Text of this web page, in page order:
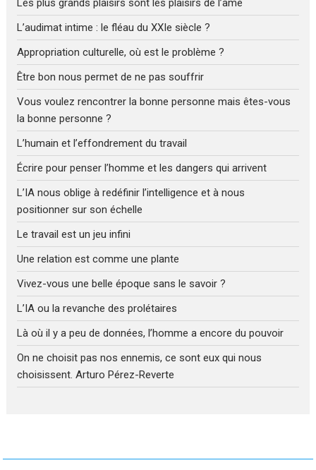
Les plus grands plaisirs sont les plaisirs de l’âme
L’audimat intime : le fléau du XXIe siècle ?
Appropriation culturelle, où est le problème ?
Être bon nous permet de ne pas souffrir
Vous voulez rencontrer la bonne personne mais êtes-vous
la bonne personne ?
L’humain et l’effondrement du travail
Écrire pour penser l’homme et les dangers qui arrivent
L’IA nous oblige à redéfinir l’intelligence et à nous
positionner sur son échelle
Le travail est un jeu infini
Une relation est comme une plante
Vivez-vous une belle époque sans le savoir ?
L’IA ou la revanche des prolétaires
Là où il y a peu de données, l’homme a encore du pouvoir
On ne choisit pas nos ennemis, ce sont eux qui nous
choisissent. Arturo Pérez-Reverte